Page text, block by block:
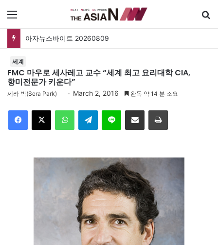
세계
FMC 마우로 세사레고 교수 “세계 최고 요리대학 CIA,
향미전문가 키운다”
세라 박(Sera Park) March 2, 2016 완독 약 14 분 소요
Telegram 이메일